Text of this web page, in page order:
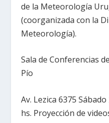
de la Meteorología
(coorganizada con la
Meteorología).
Sala de Conferencias
Pío
Av. Lezica 6375
hs. Proyección de